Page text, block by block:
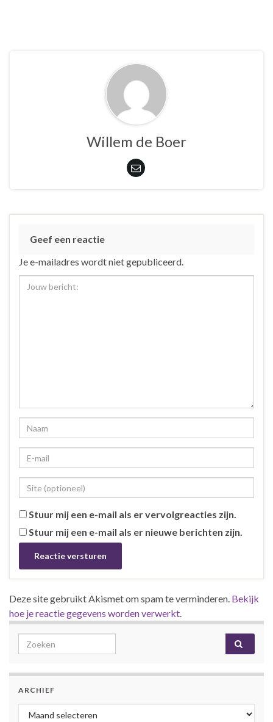
Willem de Boer
Geef een reactie
Je e-mailadres wordt niet gepubliceerd.
Stuur mij een e-mail als er vervolgreacties zijn.
Stuur mij een e-mail als er nieuwe berichten zijn.
Deze site gebruikt Akismet om spam te verminderen. Bekijk
hoe je reactie gegevens worden verwerkt.
Search for:
ARCHIEF
Archief